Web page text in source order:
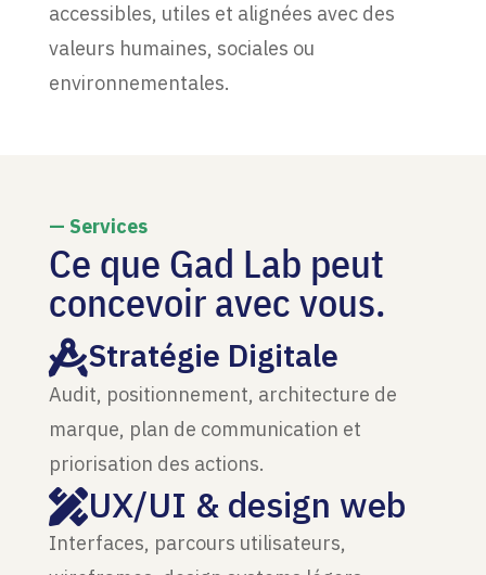
accessibles, utiles et alignées avec des
valeurs humaines, sociales ou
environnementales.
— Services
Ce que Gad Lab peut
concevoir avec vous.
Stratégie Digitale
Audit, positionnement, architecture de
marque, plan de communication et
priorisation des actions.
UX/UI & design web
Interfaces, parcours utilisateurs,